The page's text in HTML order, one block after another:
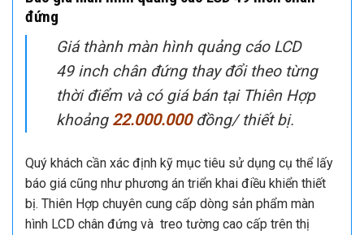
Đầu tư 1 lần sử dụng mãi mãi.
Hiển thị trực quan, ấn tượng dễ gây chú ý và thu
hút người xem quảng cáo.
Lắp đặt tại các doanh nghiệp, trung tâm thương
mại, chuỗi bán lẻ, nhà hàng, showroom….
khu vui chơi, sảnh khách sạn, tòa nhà…